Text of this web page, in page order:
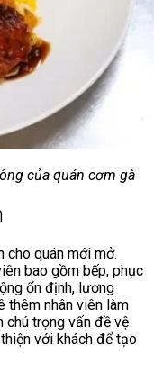
của quán cơm gà
cho quán mới mở.
bao gồm bếp, phục
ổn định, lượng
thêm nhân viên làm
chú trọng vấn đề vệ
với khách để tạo